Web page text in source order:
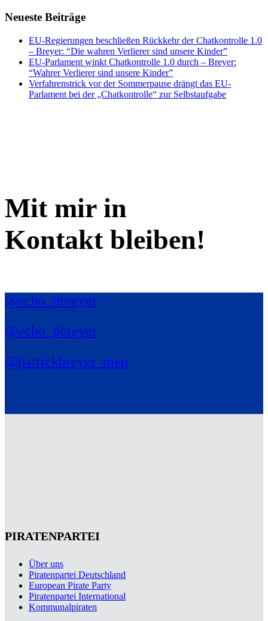
Neueste Beiträge
EU-Regierungen beschließen Rückkehr der Chatkontrolle 1.0
– Breyer: “Die wahren Verlierer sind unsere Kinder”
EU-Parlament winkt Chatkontrolle 1.0 durch – Breyer:
“Wahrer Verlierer sind unsere Kinder”
Verfahrenstrick vor der Sommerpause drängt das EU-
Parlament bei der „Chatkontrolle“ zur Selbstaufgabe
Mit mir in
Kontakt bleiben!
@echo_pbreyer
@echo_pbreyer
@patrickbreyer_mep
PIRATENPARTEI
Über uns
Piratenpartei Deutschland
European Pirate Party
Piratenpartei International
Kommunalpiraten